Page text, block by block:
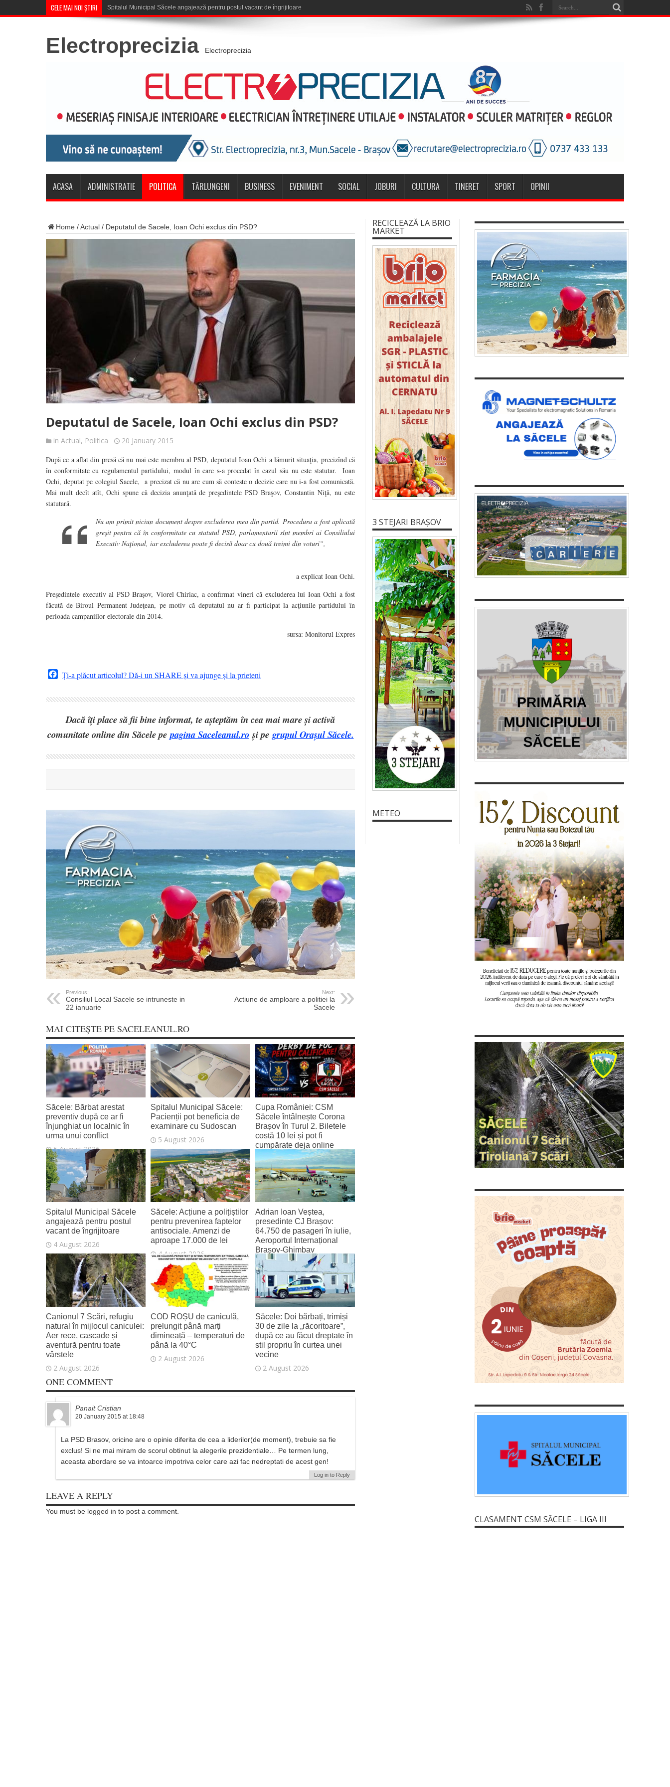
CELE MAI NOI ȘTIRI Săcele: Acțiune a poliț
Electroprecizia Electroprecizia
ACASA ADMINISTRATIE POLITICA TĂRLUNGENI BUSINESS EVENIMENT SOCIAL JOBURI CULTURA TINERET SPORT OPINII
Home /Actual / Deputatul de Sacele, Ioan Ochi exclus din PSD?
Deputatul de Sacele, Ioan Ochi exclus din PSD?
in Actual, Politica
20 January 2015
După ce a aflat din presă că nu mai este membru al PSD, deputatul Ioan Ochi a lămurit situaţia, precizînd că
în conformitate cu regulamentul partidului, modul în care s-a procedat în cazul său nu este statutar. Ioan
Ochi, deputat pe colegiul Sacele, a precizat că nu are cum să conteste o decizie care nu i-a fost comunicată.
Mai mult decît atît, Ochi spune că decizia anunţată de preşedintele PSD Braşov, Constantin Niţă, nu este
statutară.
Nu am primit niciun document despre excluderea mea din partid. Procedura a fost aplicată
greşit pentru că în conformitate cu statutul PSD, parlamentarii sînt membri ai Consiliului
Executiv Naţional, iar excluderea poate fi decisă doar cu două treimi din voturi“,
a explicat Ioan Ochi.
Preşedintele executiv al PSD Braşov, Viorel Chiriac, a confirmat vineri că excluderea lui Ioan Ochi a fost
făcută de Biroul Permanent Judeţean, pe motiv că deputatul nu ar fi participat la acţiunile partidului în
perioada campaniilor electorale din 2014.
sursa: Monitorul Expres
Facebook
Ți-a plăcut articolul? Dă-i un SHARE și va ajunge și la prieteni
Dacă îți place să fii bine informat, te așteptăm în cea mai mare și activă
comunitate online din Săcele pepagina Saceleanul.roși pe grupul Orașul Săcele.
Previous:
Consiliul Local Sacele se intruneste in
22 ianuarie
Next:
Actiune de amploare a politiei la
Sacele
MAI CITEȘTE PE SACELEANUL.RO
Săcele: Bărbat arestat
preventiv după ce ar fi
înjunghiat un localnic în
urma unui conflict
5 August 2026
Spitalul Municipal Săcele:
Pacienții pot beneficia de
examinare cu Sudoscan
5 August 2026
Cupa României: CSM
Săcele întâlnește Corona
Brașov în Turul 2. Biletele
costă 10 lei și pot fi
cumpărate deja online
4 August 2026
Spitalul Municipal Săcele
angajează pentru postul
vacant de îngrijitoare
4 August 2026
Săcele: Acțiune a polițiștilor
pentru prevenirea faptelor
antisociale. Amenzi de
aproape 17.000 de lei
4 August 2026
Adrian Ioan Veștea,
presedinte CJ Brașov:
64.750 de pasageri în iulie,
Aeroportul Internațional
Brașov‑Ghimbav
înregistrează cel mai bun
trafic lunar de la deschidere
2 August 2026
Canionul 7 Scări, refugiu
natural în mijlocul caniculei:
Aer rece, cascade și
aventură pentru toate
vârstele
2 August 2026
COD ROȘU de caniculă,
prelungit până marți
dimineață – temperaturi de
până la 40°C
2 August 2026
Săcele: Doi bărbați, trimiși
30 de zile la „răcoritoare”,
după ce au făcut dreptate în
stil propriu în curtea unei
vecine
2 August 2026
ONE COMMENT
Panait Cristian
20 January 2015 at 18:48
La PSD Brasov, oricine are o opinie diferita de cea a liderilor(de moment), trebuie sa fie
exclus! Si ne mai miram de scorul obtinut la alegerile prezidentiale… Pe termen lung,
aceasta abordare se va intoarce impotriva celor care azi fac nedreptati de acest gen!
Log in to Reply
LEAVE A REPLY
You must be logged in to post a comment.
RECICLEAZĂ LA BRIO
MARKET
3 STEJARI BRAȘOV
METEO
CLASAMENT CSM SĂCELE – LIGA III